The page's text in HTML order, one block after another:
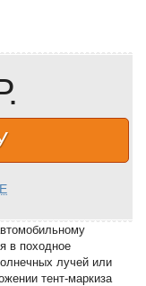
в походное
лучей или
тент-маркиза